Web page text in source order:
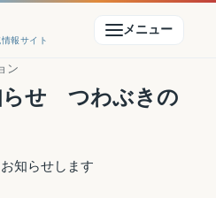
報サイト
メニュー
ン
らせ つわぶきの
知らせします